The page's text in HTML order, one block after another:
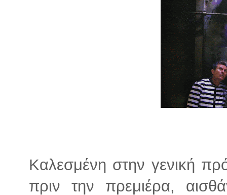
Καλεσμένη στην γενική
πριν την πρεμιέρα,